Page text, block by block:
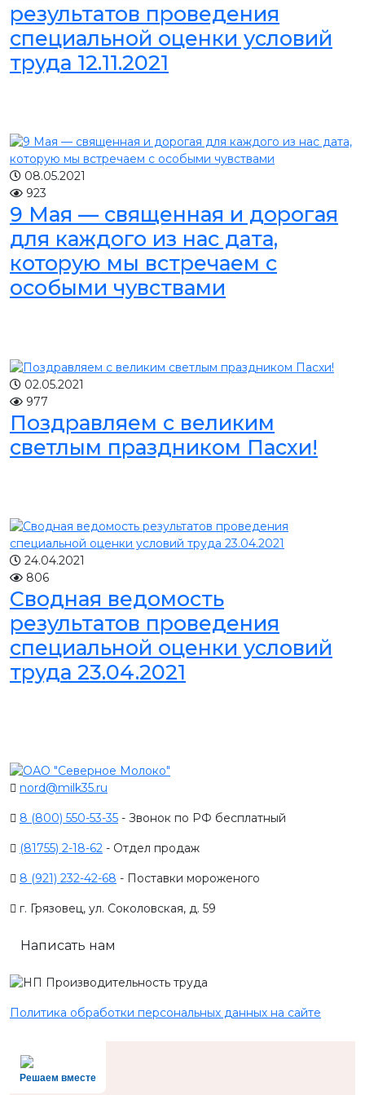
результатов проведения
специальной оценки условий
труда 12.11.2021
08.05.2021
923
9 Мая — священная и дорогая
для каждого из нас дата,
которую мы встречаем с
особыми чувствами
02.05.2021
977
Поздравляем с великим
светлым праздником Пасхи!
24.04.2021
806
Сводная ведомость
результатов проведения
специальной оценки условий
труда 23.04.2021
nord@milk35.ru
8 (800) 550-53-35 - Звонок по РФ бесплатный
(81755) 2-18-62 - Отдел продаж
8 (921) 232-42-68 - Поставки мороженого
г. Грязовец, ул. Соколовская, д. 59
Написать нам
Политика обработки персональных данных на сайте
Решаем вместе